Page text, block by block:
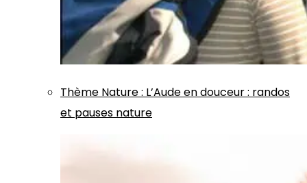
Thème Nature: L’Aude en douceur : randos
et pauses nature